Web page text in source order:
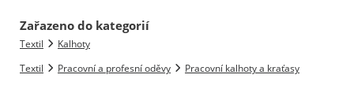
Zařazeno do kategorií
Textil
Kalhoty
Textil
Pracovní a profesní oděvy Pracovní kalhoty a kraťasy